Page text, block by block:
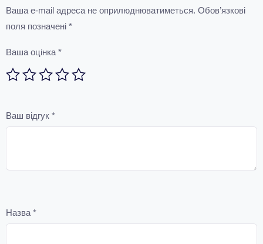
Ваша e-mail адреса не оприлюднюватиметься. Обов’язкові
поля позначені *
Ваша оцінка *
Ваш відгук *
Назва *